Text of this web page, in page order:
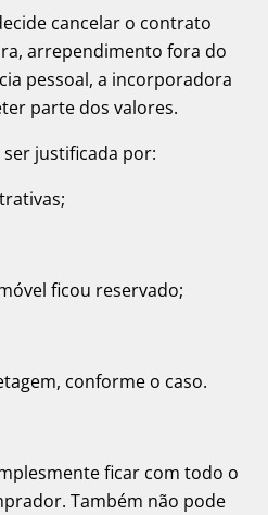
cancelar o contrato
arrependimento fora do
pessoal, a incorporadora
parte dos valores.
justificada por:
ficou reservado;
conforme o caso.
ficar com todo o
Também não pode